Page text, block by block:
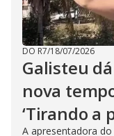
DO R7/18/07/2026
Galisteu
nova
‘Tirando a
A apresentadora